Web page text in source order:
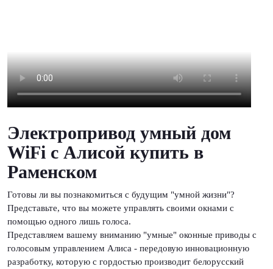
Электропривод умный дом
WiFi с Алисой купить в
Раменском
Готовы ли вы познакомиться с будущим "умной жизни"?
Представьте, что вы можете управлять своими окнами с
помощью одного лишь голоса.
Представляем вашему вниманию "умные" оконные приводы с
голосовым управлением Алиса - передовую инновационную
разработку, которую с гордостью производит белорусский